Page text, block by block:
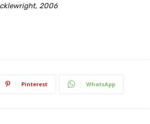
2006
Pinterest WhatsApp